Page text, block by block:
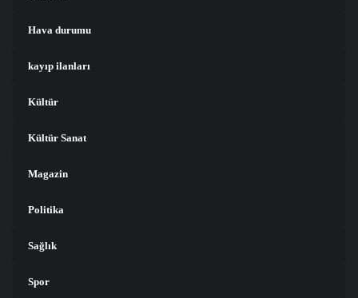
Hava durumu
kayıp ilanları
Kültür
Kültür Sanat
Magazin
Politika
Sağlık
Spor